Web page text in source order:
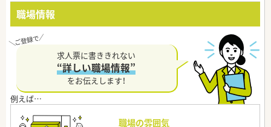
職場情報
求人票に書ききれない
“詳しい職場情報”
をお伝えします！
職場の雰囲気